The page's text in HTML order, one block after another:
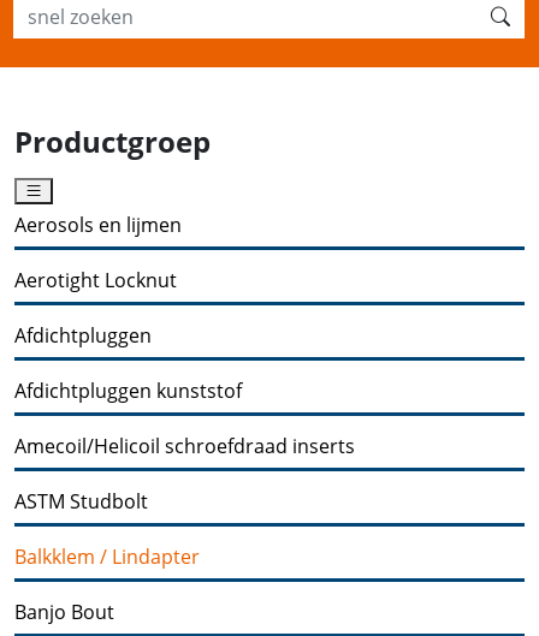
Productgroep
Aerosols en lijmen
Aerotight Locknut
Afdichtpluggen
Afdichtpluggen kunststof
Amecoil/Helicoil schroefdraad inserts
ASTM Studbolt
Balkklem / Lindapter
Banjo Bout